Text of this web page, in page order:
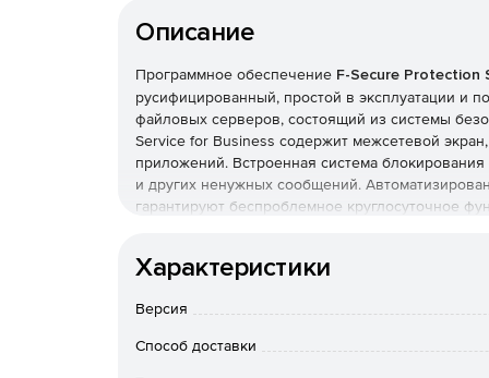
Описание
Программное обеспечение F-Secure Protection
русифицированный, простой в эксплуатации и
файловых серверов, состоящий из системы
Service for Business содержит межсетевой
приложений. Встроенная система
и других ненужных сообщений.
гарантируют беспроблемное круглосуточное
F-Secure Protection Service for Business
дополнительных инвестиций в программы и
получают непрерывную и равномерную защиту
Характеристики
Версия
Способ доставки